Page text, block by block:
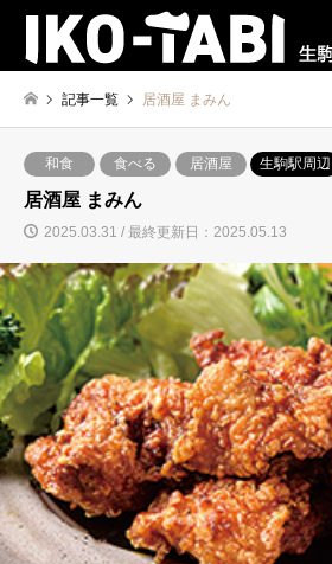
記事一覧 居酒屋 まみん
和食 食べる 居酒屋 生駒駅周辺
居酒屋 まみん
2025.03.31 / 最終更新日：2025.05.13